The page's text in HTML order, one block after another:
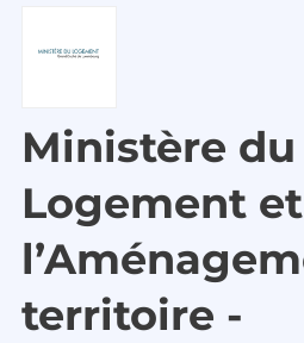
Ministère du
Logement
territoire -